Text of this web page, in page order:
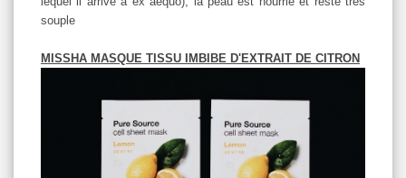
souple
MISSHA MASQUE TISSU IMBIBE D'EXTRAIT DE CITRON